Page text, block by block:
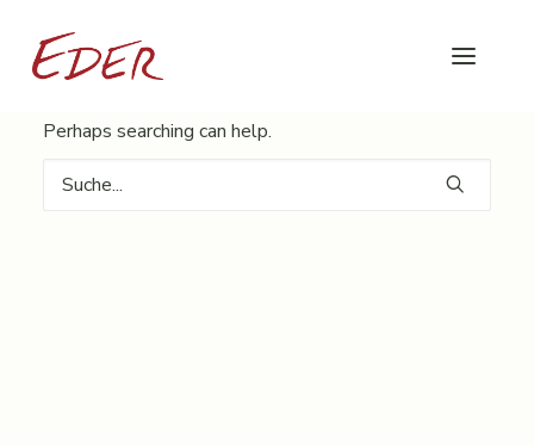
Nothing Found
Perhaps searching can help.